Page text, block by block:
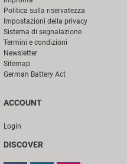
Politica sulla riservatezza
Impostazioni della privacy
Sistema di segnalazione
Termini e condizioni
Newsletter
Sitemap
German Battery Act
ACCOUNT
Login
DISCOVER